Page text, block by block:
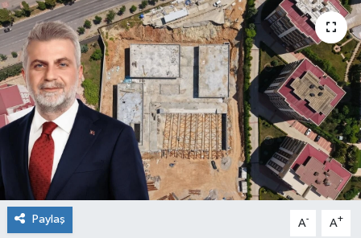
Paylaş A- A+